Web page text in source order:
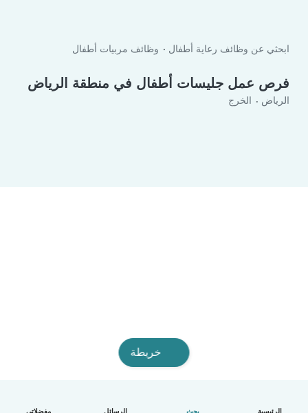
الرئيسية بحث الرسائل مفضلاتي
ابحثي عن وظائف رعاية أطفال وظائف مربيات أطفال
فرص عمل جليسات أطفال في منطقة الرياض‎
الرياض الخرج
خريطة